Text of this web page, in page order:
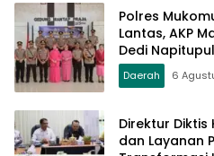
Polres
Lantas, AKP
Dedi
Daerah 6
Direktur Diktis
dan Layanan